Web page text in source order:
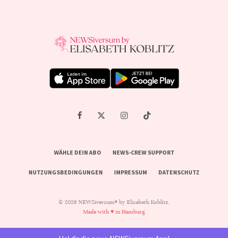
WÄHLE DEIN ABO NEWS-CREW SUPPORT
NUTZUNGSBEDINGUNGEN IMPRESSUM DATENSCHUTZ
© 2026 NEWSiversum® by Elisabeth Koblitz.
Made with ♥ in Hamburg